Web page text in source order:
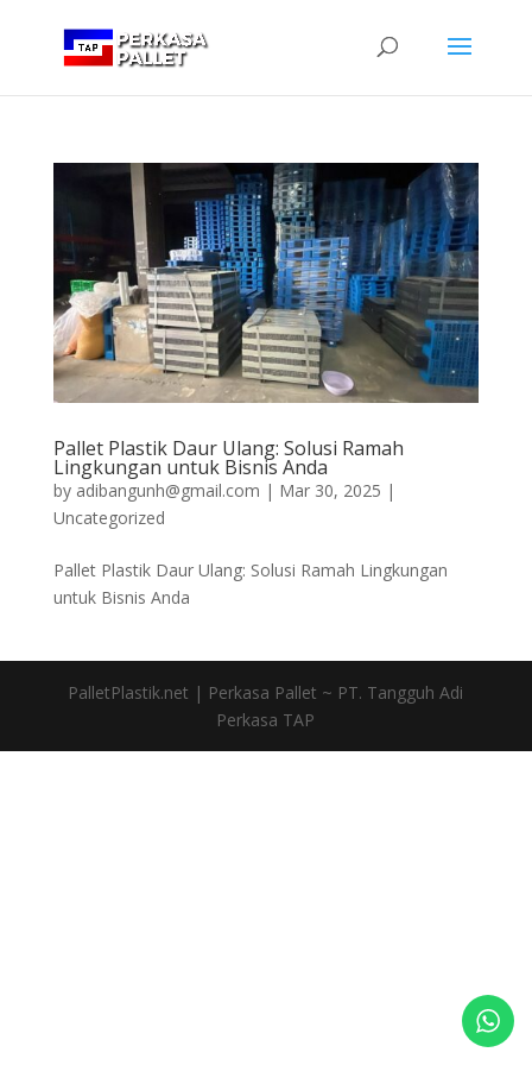
Pallet Plastik Daur Ulang: Solusi Ramah
Lingkungan untuk Bisnis Anda
by adibangunh@gmail.com | Mar 30, 2025 |
Uncategorized
Pallet Plastik Daur Ulang: Solusi Ramah Lingkungan
untuk Bisnis Anda
PalletPlastik.net | Perkasa Pallet ~ PT. Tangguh Adi
Perkasa TAP